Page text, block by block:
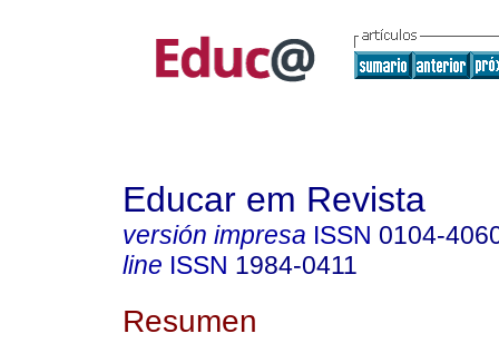
Educar em Revista
versión impresa ISSN 0104-
line ISSN 1984-0411
Resumen